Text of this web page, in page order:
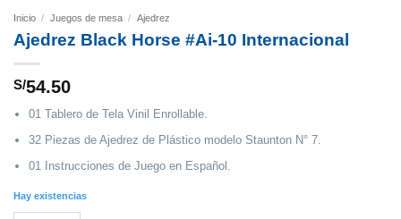
Inicio / Juegos de mesa / Ajedrez
Ajedrez Black Horse #Ai-10 Internacional
S/54.50
01 Tablero de Tela Vinil Enrollable.
32 Piezas de Ajedrez de Plástico modelo Staunton N° 7.
01 Instrucciones de Juego en Español.
Hay existencias